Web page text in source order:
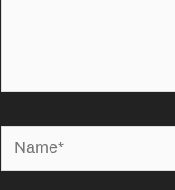
Name*